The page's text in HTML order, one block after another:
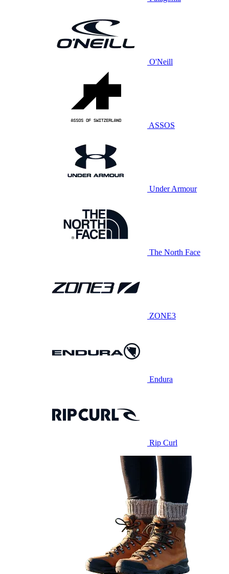
O'Neill
ASSOS
Under Armour
The North Face
ZONE3
Endura
Rip Curl